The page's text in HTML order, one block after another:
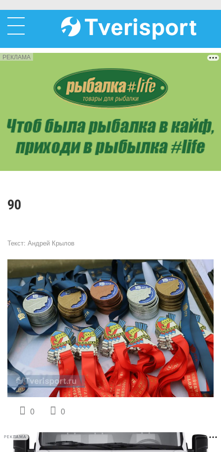
РЕКЛАМА
90
Текст: Андрей Крылов
0 0
РЕКЛАМА